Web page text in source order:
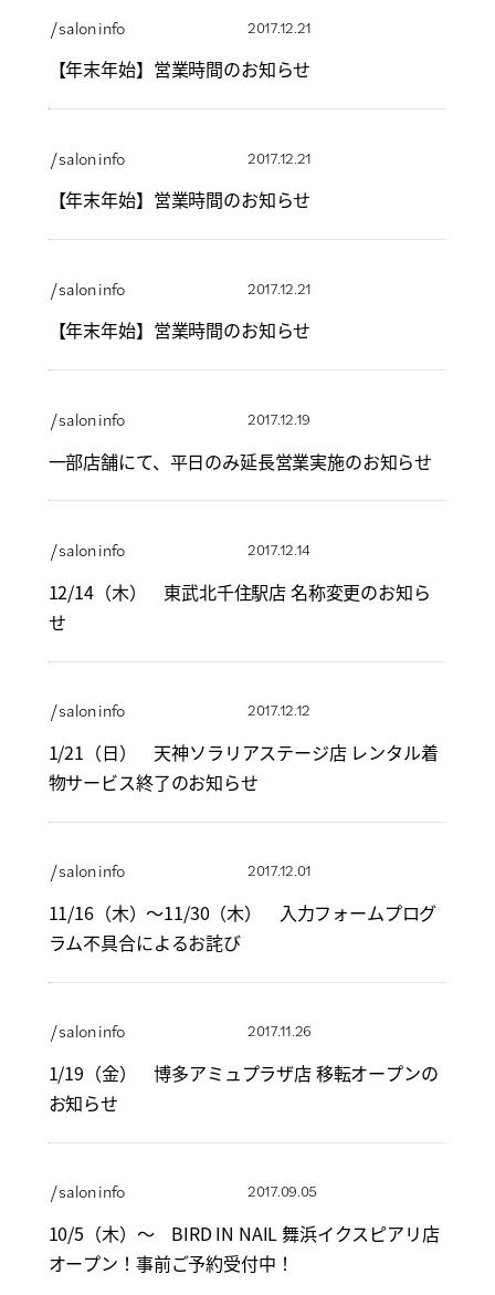
/ salon info 2017.12.21
【年末年始】営業時間のお知らせ
/ salon info 2017.12.21
【年末年始】営業時間のお知らせ
/ salon info 2017.12.21
【年末年始】営業時間のお知らせ
/ salon info 2017.12.19
一部店舗にて、平日のみ延長営業実施のお知らせ
/ salon info 2017.12.14
12/14（木） 東武北千住駅店 名称変更のお知ら
せ
/ salon info 2017.12.12
1/21（日） 天神ソラリアステージ店 レンタル着
物サービス終了のお知らせ
/ salon info 2017.12.01
11/16（木）～11/30（木） 入力フォームプログ
ラム不具合によるお詫び
/ salon info 2017.11.26
1/19（金） 博多アミュプラザ店 移転オープンの
お知らせ
/ salon info 2017.09.05
10/5（木）～ BIRD IN NAIL 舞浜イクスピアリ店
オープン！事前ご予約受付中！